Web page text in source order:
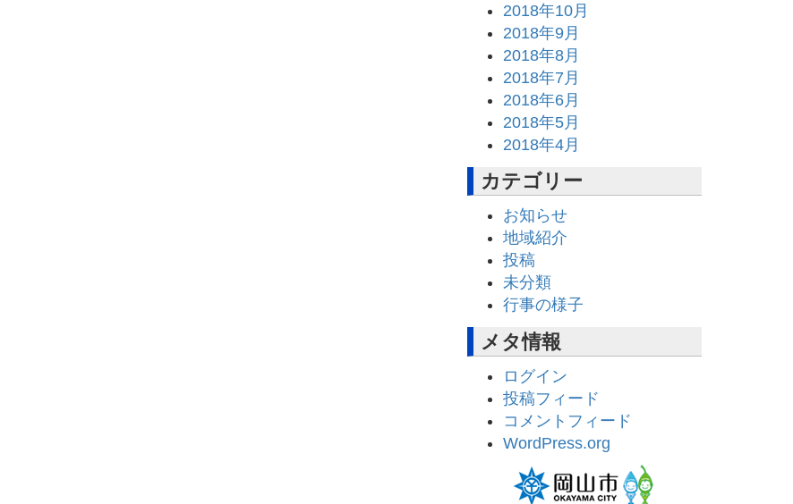
2018年10月
2018年9月
2018年8月
2018年7月
2018年6月
2018年5月
2018年4月
カテゴリー
お知らせ
地域紹介
投稿
未分類
行事の様子
メタ情報
ログイン
投稿フィード
コメントフィード
WordPress.org